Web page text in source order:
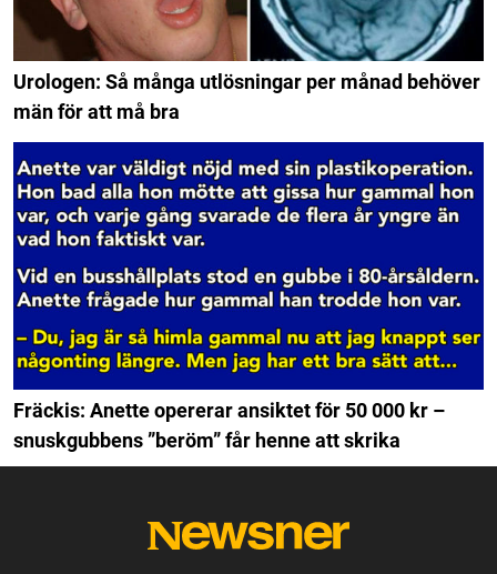
Urologen: Så många utlösningar per månad behöver
män för att må bra
Fräckis: Anette opererar ansiktet för 50 000 kr –
snuskgubbens ”beröm” får henne att skrika